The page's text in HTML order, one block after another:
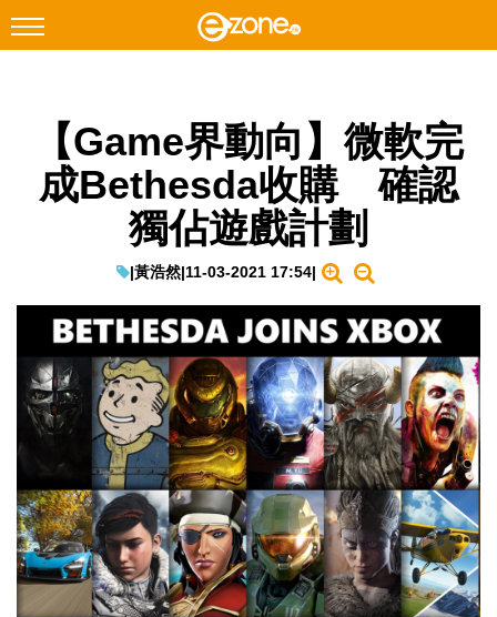
Facebook Instagram
科技焦點
教學評測
IT Times
生成式AI與雲端應用
Enterprise Digital Transformation
特集
【Game界動向】微軟完
成Bethesda收購 確認
獨佔遊戲計劃
|黃浩然|11-03-2021 17:54|